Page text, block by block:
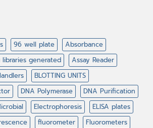
96 well plate
Absorbance
generated
Assay Reader
BLOTTING UNITS
DNA Polymerase
DNA Purification
Electrophoresis
ELISA plates
fluorometer
Fluorometers